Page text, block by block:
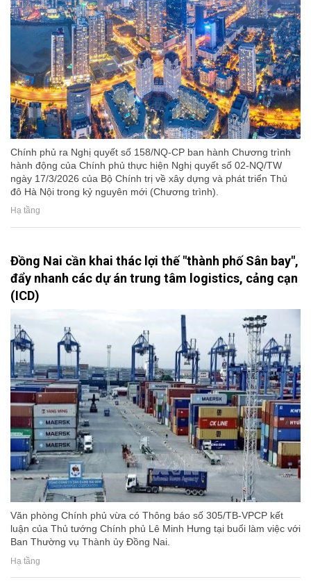
Chính phủ ra Nghị quyết số 158/NQ-CP ban hành Chương trình
hành động của Chính phủ thực hiện Nghị quyết số 02-NQ/TW
ngày 17/3/2026 của Bộ Chính trị về xây dựng và phát triển Thủ
đô Hà Nội trong kỷ nguyên mới (Chương trình).
Hạ tầng
Đồng Nai cần khai thác lợi thế "thành phố Sân bay",
đẩy nhanh các dự án trung tâm logistics, cảng cạn
(ICD)
Văn phòng Chính phủ vừa có Thông báo số 305/TB-VPCP kết
luận của Thủ tướng Chính phủ Lê Minh Hưng tại buổi làm việc với
Ban Thường vụ Thành ủy Đồng Nai.
Hạ tầng